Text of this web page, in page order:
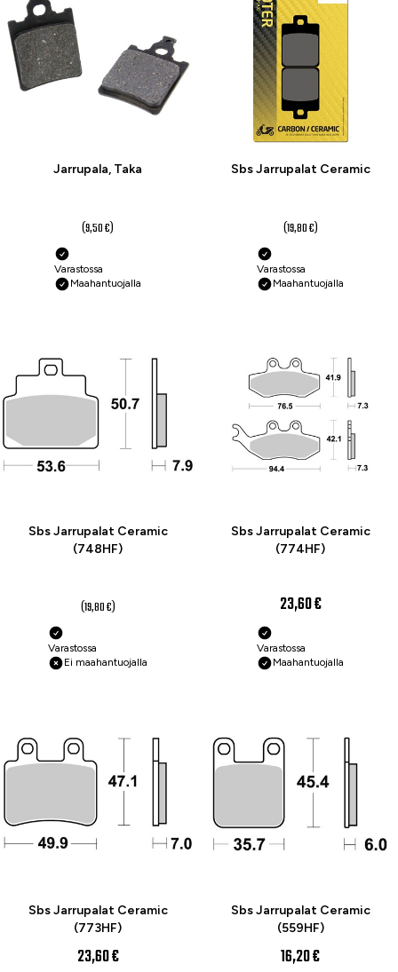
Jarrupala, Taka
(9,50 €)
Varastossa
Maahantuojalla
Sbs Jarrupalat Ceramic
(19,80 €)
Varastossa
Maahantuojalla
Sbs Jarrupalat Ceramic
(748HF)
(19,80 €)
Varastossa
Ei maahantuojalla
Sbs Jarrupalat Ceramic
(774HF)
23,60 €
Varastossa
Maahantuojalla
Sbs Jarrupalat Ceramic
(773HF)
23,60 €
Sbs Jarrupalat Ceramic
(559HF)
16,20 €